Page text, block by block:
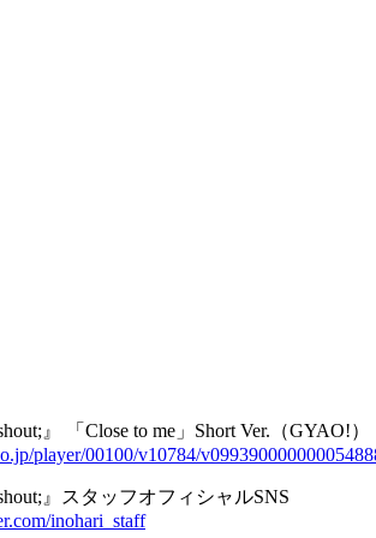
』 「Close to me」Short Ver.（GYAO!）
player/00100/v10784/
』スタッフオフィシャルSNS
inohari_staff